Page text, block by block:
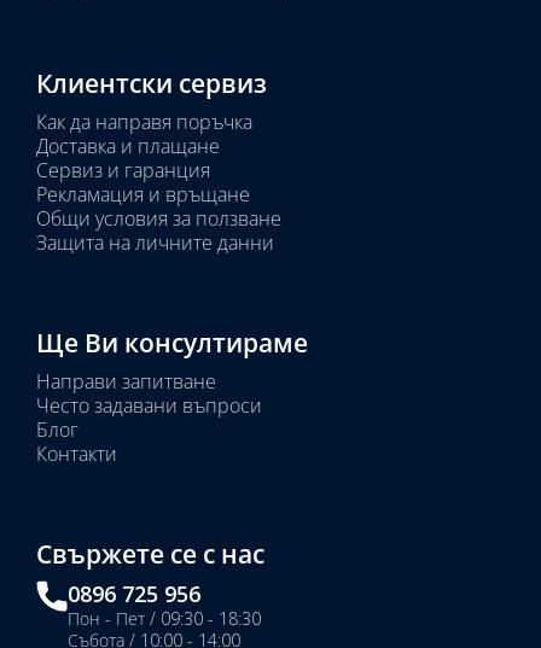
Клиентски сервиз
Как да направя поръчка
Доставка и плащане
Сервиз и гаранция
Рекламация и връщане
Общи условия за ползване
Защита на личните данни
Ще Ви консултираме
Направи запитване
Често задавани въпроси
Блог
Контакти
Свържете се с нас
0896 725 956
Пон - Пет / 09:30 - 18:30
Събота / 10:00 - 14:00